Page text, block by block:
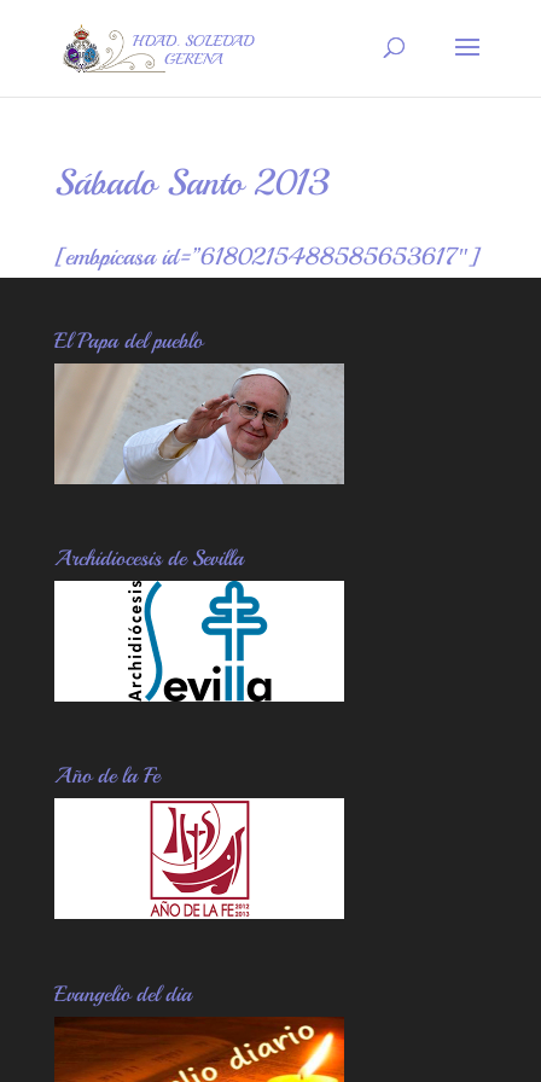
Sábado Santo 2013
[embpicasa id=”6180215488585653617″]
El Papa del pueblo
Archidiocesis de Sevilla
Año de la Fe
Evangelio del dia